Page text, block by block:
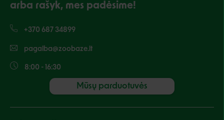
arba rašyk, mes padėsime!
+370 687 34899
pagalba@zoobaze.lt
8:00 - 16:30
Mūsų parduotuvės